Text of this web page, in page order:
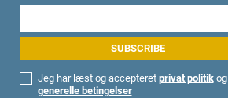
Jeg har læst og accepteret privat politikog
generelle betingelser